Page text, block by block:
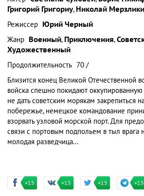
Григорий Григориу, Николай
Режиссер Юрий Черный
Жанр Военный, Приключения,
Художественный
Продолжительность 70 /
Близится конец Великой Отечественной
войска спешно покидают
не дать советским морякам закрепиться
побережье, немецкое командование
взорвать узловой морской порт. Для
связи с портовым подпольем в тыл врага
молодая разведчица...
+15 +15 +15 +15